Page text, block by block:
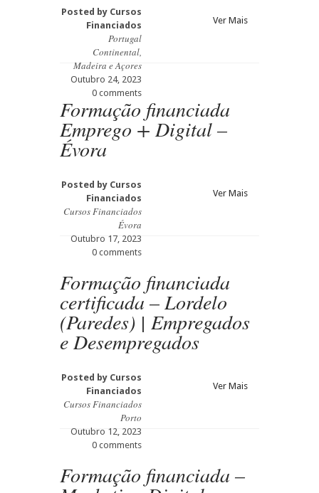
Posted by Cursos
Financiados
Portugal
Continental,
Madeira e Açores
Outubro 24, 2023
0 comments
Ver Mais
Formação financiada
Emprego + Digital –
Évora
Posted by Cursos
Financiados
Cursos Financiados
Évora
Outubro 17, 2023
0 comments
Ver Mais
Formação financiada
certificada – Lordelo
(Paredes) | Empregados
e Desempregados
Posted by Cursos
Financiados
Cursos Financiados
Porto
Outubro 12, 2023
0 comments
Ver Mais
Formação financiada –